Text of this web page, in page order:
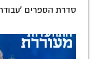
סדרת הספרים